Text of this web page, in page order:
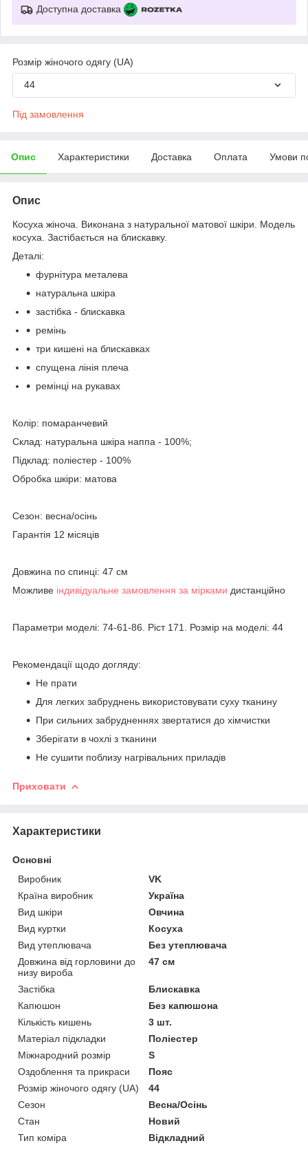
Доступна доставка
Розмір жіночого одягу (UA)
44
Під замовлення
Опис Характеристики Доставка Оплата Умови
Опис
Косуха жіноча. Виконана з натуральної матової шкіри. Модель
косуха. Застібається на блискавку.
Деталі:
фурнітура металева
натуральна шкіра
застібка - блискавка
ремінь
три кишені на блискавках
спущена лінія плеча
ремінці на рукавах
Колір: помаранчевий
Склад: натуральна шкіра наппа - 100%;
Підклад: поліестер - 100%
Обробка шкіри: матова
Сезон: весна/осінь
Гарантія 12 місяців
Довжина по спинці: 47 см
Можливе індивідуальне замовлення за мірками дистанційно
Параметри моделі: 74-61-86. Ріст 171. Розмір на моделі: 44
Рекомендації щодо догляду:
Не прати
Для легких забруднень використовувати суху тканину
При сильних забрудненнях звертатися до хімчистки
Зберігати в чохлі з тканини
Не сушити поблизу нагрівальних приладів
Приховати
Характеристики
Основні
Виробник
VK
Країна виробник
Україна
Вид шкіри
Овчина
Вид куртки
Косуха
Вид утеплювача
Без утеплювача
Довжина від горловини до
низу вироба
47 см
Застібка
Блискавка
Капюшон
Без капюшона
Кількість кишень
3 шт.
Матеріал підкладки
Поліестер
Міжнародний розмір
S
Оздоблення та прикраси
Пояс
Розмір жіночого одягу (UA)
44
Сезон
Весна/Осінь
Стан
Новий
Тип коміра
Відкладний